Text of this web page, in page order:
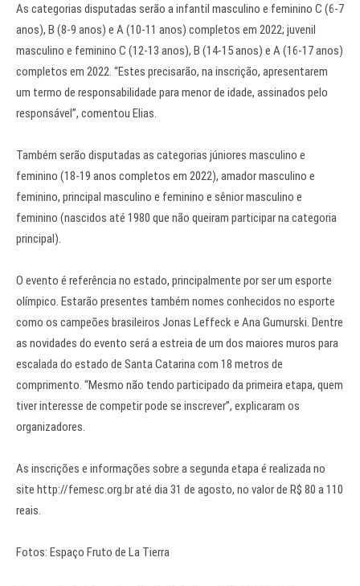
As categorias disputadas serão a infantil masculino e feminino C (6-7
anos), B (8-9 anos) e A (10-11 anos) completos em 2022; juvenil
masculino e feminino C (12-13 anos), B (14-15 anos) e A (16-17 anos)
completos em 2022. “Estes precisarão, na inscrição, apresentarem
um termo de responsabilidade para menor de idade, assinados pelo
responsável”, comentou Elias.
Também serão disputadas as categorias júniores masculino e
feminino (18-19 anos completos em 2022), amador masculino e
feminino, principal masculino e feminino e sênior masculino e
feminino (nascidos até 1980 que não queiram participar na categoria
principal).
O evento é referência no estado, principalmente por ser um esporte
olímpico. Estarão presentes também nomes conhecidos no esporte
como os campeões brasileiros Jonas Leffeck e Ana Gumurski. Dentre
as novidades do evento será a estreia de um dos maiores muros para
escalada do estado de Santa Catarina com 18 metros de
comprimento. “Mesmo não tendo participado da primeira etapa, quem
tiver interesse de competir pode se inscrever”, explicaram os
organizadores.
As inscrições e informações sobre a segunda etapa é realizada no
site http://femesc.org.br até dia 31 de agosto, no valor de R$ 80 a 110
reais.
Fotos: Espaço Fruto de La Tierra